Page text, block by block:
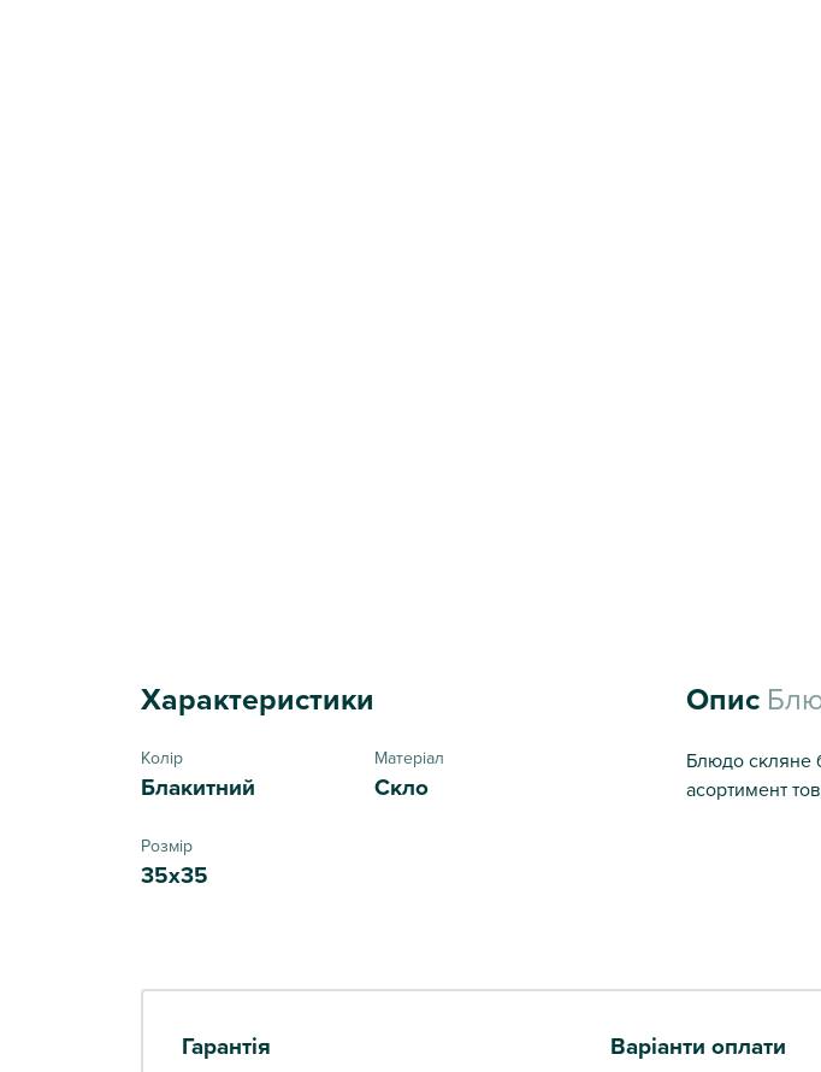
Характеристики
Колір
Блакитний
Матеріал
Скло
Розмір
35х35
Опис
Блюдо скляне
асортимент
Гарантія Варіанти оплати